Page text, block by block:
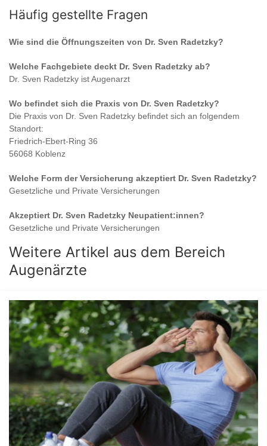
Häufig gestellte Fragen
Wie sind die Öffnungszeiten von Dr. Sven Radetzky?
Welche Fachgebiete deckt Dr. Sven Radetzky ab?
Dr. Sven Radetzky istAugenarzt
Wo befindet sich die Praxis von Dr. Sven Radetzky?
Die Praxis von Dr. Sven Radetzky befindet sich an folgendem
Standort:
Friedrich-Ebert-Ring 36
56068 Koblenz
Welche Form der Versicherung akzeptiert Dr. Sven Radetzky?
Gesetzliche und Private Versicherungen
Akzeptiert Dr. Sven Radetzky Neupatient:innen?
Gesetzliche und Private Versicherungen
Weitere Artikel aus dem Bereich
Augenärzte